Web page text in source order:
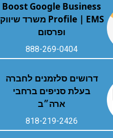
Boost Google Business
Profile | EMS משרד שיווק
ופרסום
888-269-0404
דרושים סלזמנים לחברה
בעלת סניפים ברחבי
ארה״ב
818-219-2426